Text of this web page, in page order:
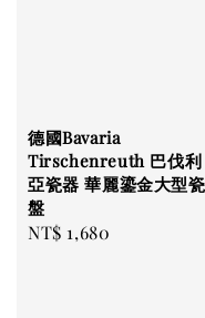
德國Bavaria
Tirschenreuth 巴伐利
亞瓷器 華麗鎏金大型瓷
盤
Regular
NT$ 1,680